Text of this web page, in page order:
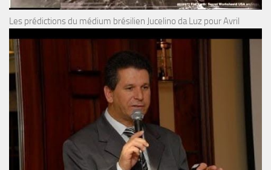
Les prédictions du médium brésilien Jucelino da Luz pour Avril